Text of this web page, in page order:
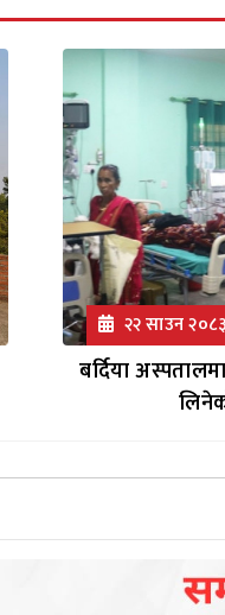
२२ साउन २०८३
बर्दिया